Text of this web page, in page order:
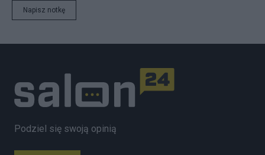
Napisz notkę
Podziel się swoją opinią